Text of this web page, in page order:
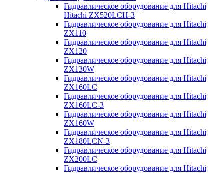
Гидравлическое оборудование для Hitachi
Hitachi ZX520LCH-3
Гидравлическое оборудование для Hitachi
ZX110
Гидравлическое оборудование для Hitachi
ZX120
Гидравлическое оборудование для Hitachi
ZX130W
Гидравлическое оборудование для Hitachi
ZX160LC
Гидравлическое оборудование для Hitachi
ZX160LC-3
Гидравлическое оборудование для Hitachi
ZX160W
Гидравлическое оборудование для Hitachi
ZX180LCN-3
Гидравлическое оборудование для Hitachi
ZX200LC
Гидравлическое оборудование для Hitachi